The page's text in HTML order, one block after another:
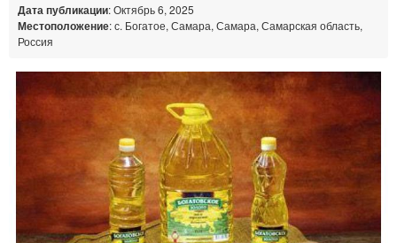
Дата публикации: Октябрь 6, 2025
Местоположение: с. Богатое, Самара, Самара, Самарская область,
Россия